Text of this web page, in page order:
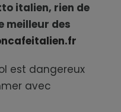
italien, rien de
meilleur des
est dangereux
avec